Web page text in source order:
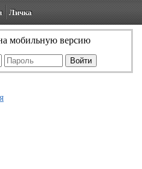
Личка
мобильную версию